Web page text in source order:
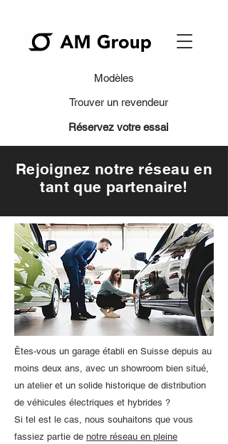
Modèles
Trouver un revendeur
Réservez votre essai
Rejoignez notre réseau en
tant que partenaire!
Êtes-vous un garage établi en Suisse depuis au
moins deux ans, avec un showroom bien situé,
un atelier et un solide historique de distribution
de véhicules électriques et hybrides ?
Si tel est le cas, nous souhaitons que vous
fassiez partie de notre réseau en pleine